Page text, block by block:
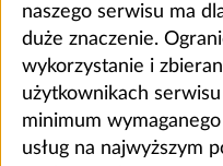
naszego serwisu ma
duże znaczenie.
wykorzystanie i
użytkownikach
minimum
usług na najwyższym